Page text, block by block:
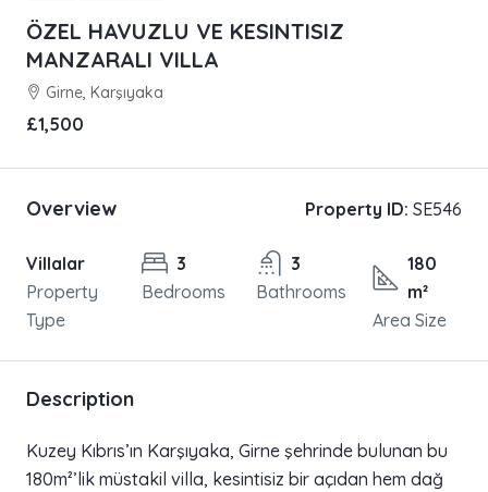
ÖZEL HAVUZLU VE KESINTISIZ
MANZARALI VILLA
Girne, Karşıyaka
£1,500
Overview Property ID: SE546
Villalar
Property
Type
3
Bedrooms
3
Bathrooms
180
m²
Area Size
Description
Kuzey Kıbrıs’ın Karşıyaka, Girne şehrinde bulunan bu
180m²’lik müstakil villa, kesintisiz bir açıdan hem dağ